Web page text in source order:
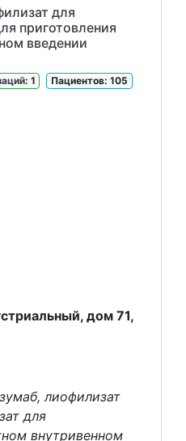
для
приготовления
введении
Пациентов: 105
: 1
дом 71,
лиофилизат
для
внутривенном